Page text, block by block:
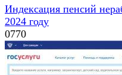
Индексация пенсий
2024 году
0770